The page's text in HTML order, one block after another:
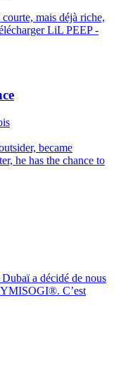
mais déjà riche,
LiL PEEP -
became
he has the chance to
a décidé de nous
C’est